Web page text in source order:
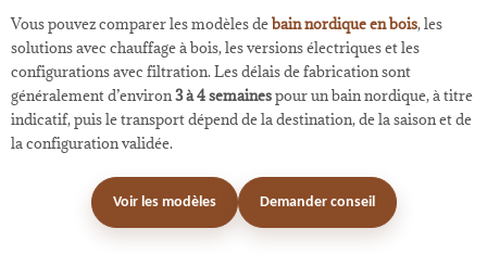
Vous pouvez comparer les modèles debain nordique en bois, les
solutions avec chauffage à bois, les versions électriques et les
configurations avec filtration. Les délais de fabrication sont
généralement d’environ3 à 4 semainespour un bain nordique, à titre
indicatif, puis le transport dépend de la destination, de la saison et de
la configuration validée.
Voir les modèles Demander conseil